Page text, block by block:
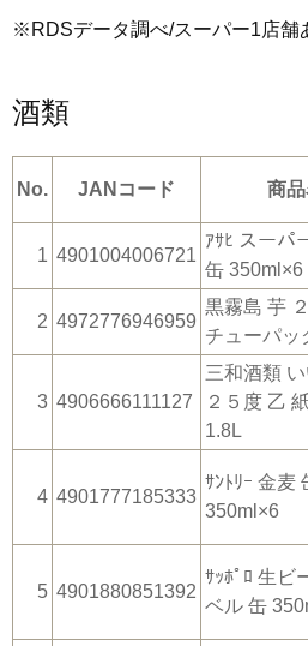
※RDSデータ調べ/スーパー1店舗
酒類
No. JANコード 商品
1 4901004006721
ｱｻﾋ スーパ
缶 350ml×6
2 4972776946959
黒霧島 芋
チューパッ
3 4906666111127
三和酒類
２５度 乙
1.8L
4 4901777185333
ｻﾝﾄﾘｰ 金麦
350ml×6
5 4901880851392
ｻｯﾎﾟﾛ 生ビ
ベル 缶